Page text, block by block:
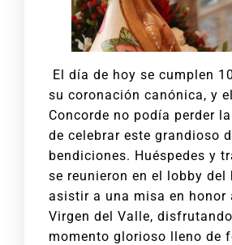
El día de hoy se cumplen
su coronación canónica, y
Concorde no podía perder
de celebrar este grandioso
bendiciones. Huéspedes y
se reunieron en el lobby del
asistir a una misa en honor
Virgen del Valle,
momento glorioso lleno de